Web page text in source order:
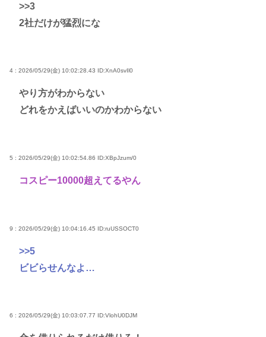
>>3
2社だけが猛烈にな
4 : 2026/05/29(金) 10:02:28.43 ID:XnA0svIl0
やり方がわからない
どれをかえばいいのかわからない
5 : 2026/05/29(金) 10:02:54.86 ID:XBpJzum/0
コスピー10000超えてるやん
9 : 2026/05/29(金) 10:04:16.45 ID:ruUSSOCT0
>>5
ビビらせんなよ…
6 : 2026/05/29(金) 10:03:07.77 ID:VlohU0DJM